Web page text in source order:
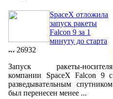
SpaceX отложила
запуск ракеты
Falcon 9 за 1
минуту до старта
26932
Запуск ракеты-носителя
компании SpaceX Falcon 9 с
разведывательным спутником
был перенесен менее ...